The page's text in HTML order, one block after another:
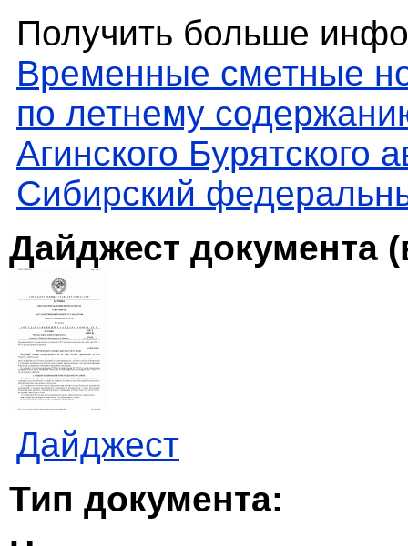
Получить больше
Временные сметные
по летнему
Агинского Бурятского
Сибирский
Дайджест документа
Дайджест
Тип документа: